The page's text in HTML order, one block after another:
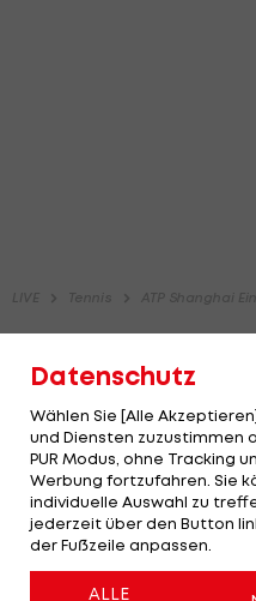
Datenschutz
Wählen Sie [Alle
und Diensten zuzustimmen
PUR Modus, ohne Tracking
Werbung fortzufahren. Sie
individuelle Auswahl zu
jederzeit über den Button
der Fußzeile anpassen.
ALLE